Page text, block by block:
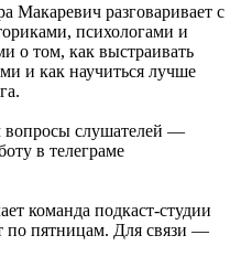
Макаревич разговаривает с
психологами и
о том, как выстраивать
и как научиться лучше
вопросы слушателей —
в телеграме
команда подкаст-студии
по пятницам. Для связи —